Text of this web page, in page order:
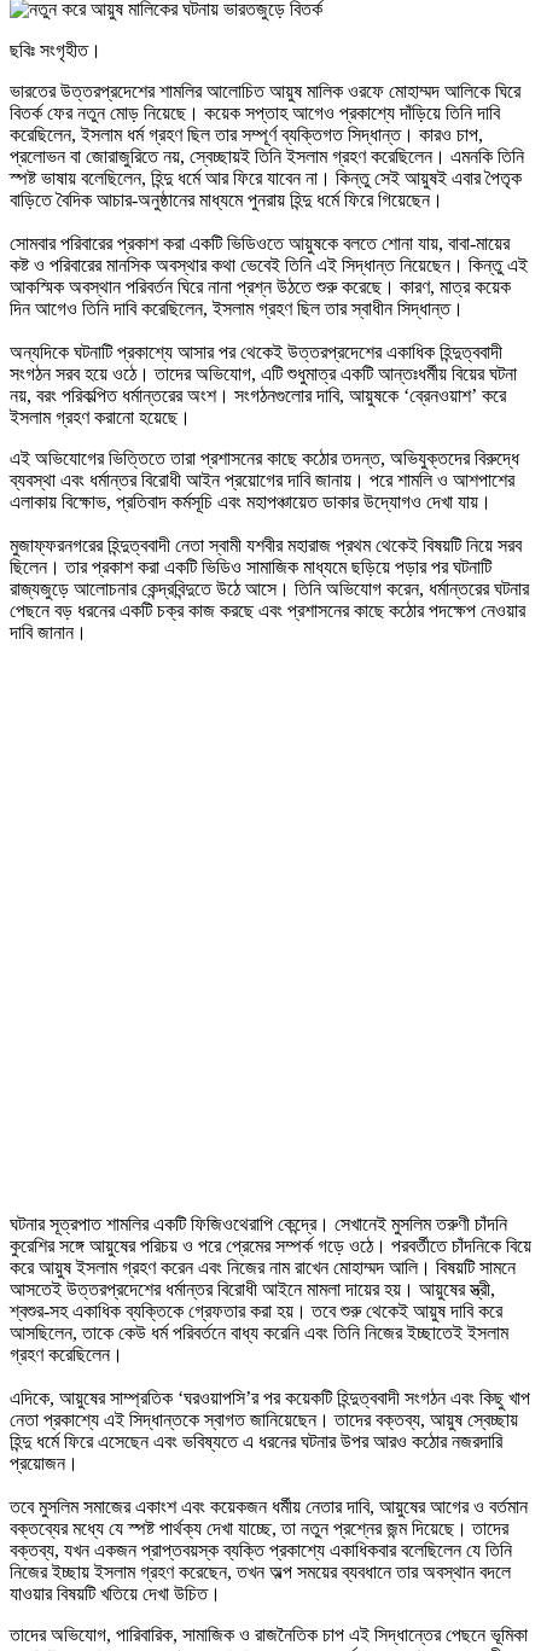
ছবিঃ সংগৃহীত।
ভারতের উত্তরপ্রদেশের শামলির আলোচিত আয়ুষ মালিক ওরফে মোহাম্মদ আলিকে ঘিরে
বিতর্ক ফের নতুন মোড় নিয়েছে। কয়েক সপ্তাহ আগেও প্রকাশ্যে দাঁড়িয়ে তিনি দাবি
করেছিলেন, ইসলাম ধর্ম গ্রহণ ছিল তার সম্পূর্ণ ব্যক্তিগত সিদ্ধান্ত। কারও চাপ,
প্রলোভন বা জোরাজুরিতে নয়, স্বেচ্ছায়ই তিনি ইসলাম গ্রহণ করেছিলেন। এমনকি তিনি
স্পষ্ট ভাষায় বলেছিলেন, হিন্দু ধর্মে আর ফিরে যাবেন না। কিন্তু সেই আয়ুষই এবার পৈতৃক
বাড়িতে বৈদিক আচার-অনুষ্ঠানের মাধ্যমে পুনরায় হিন্দু ধর্মে ফিরে গিয়েছেন।
সোমবার পরিবারের প্রকাশ করা একটি ভিডিওতে আয়ুষকে বলতে শোনা যায়, বাবা-মায়ের
কষ্ট ও পরিবারের মানসিক অবস্থার কথা ভেবেই তিনি এই সিদ্ধান্ত নিয়েছেন। কিন্তু এই
আকস্মিক অবস্থান পরিবর্তন ঘিরে নানা প্রশ্ন উঠতে শুরু করেছে। কারণ, মাত্র কয়েক
দিন আগেও তিনি দাবি করেছিলেন, ইসলাম গ্রহণ ছিল তার স্বাধীন সিদ্ধান্ত।
অন্যদিকে ঘটনাটি প্রকাশ্যে আসার পর থেকেই উত্তরপ্রদেশের একাধিক হিন্দুত্ববাদী
সংগঠন সরব হয়ে ওঠে। তাদের অভিযোগ, এটি শুধুমাত্র একটি আন্তঃধর্মীয় বিয়ের ঘটনা
নয়, বরং পরিকল্পিত ধর্মান্তরের অংশ। সংগঠনগুলোর দাবি, আয়ুষকে ‘ব্রেনওয়াশ’ করে
ইসলাম গ্রহণ করানো হয়েছে।
এই অভিযোগের ভিত্তিতে তারা প্রশাসনের কাছে কঠোর তদন্ত, অভিযুক্তদের বিরুদ্ধে
ব্যবস্থা এবং ধর্মান্তর বিরোধী আইন প্রয়োগের দাবি জানায়। পরে শামলি ও আশপাশের
এলাকায় বিক্ষোভ, প্রতিবাদ কর্মসূচি এবং মহাপঞ্চায়েত ডাকার উদ্যোগও দেখা যায়।
মুজাফ্‌ফরনগরের হিন্দুত্ববাদী নেতা স্বামী যশবীর মহারাজ প্রথম থেকেই বিষয়টি নিয়ে সরব
ছিলেন। তার প্রকাশ করা একটি ভিডিও সামাজিক মাধ্যমে ছড়িয়ে পড়ার পর ঘটনাটি
রাজ্যজুড়ে আলোচনার কেন্দ্রবিন্দুতে উঠে আসে। তিনি অভিযোগ করেন, ধর্মান্তরের ঘটনার
পেছনে বড় ধরনের একটি চক্র কাজ করছে এবং প্রশাসনের কাছে কঠোর পদক্ষেপ নেওয়ার
দাবি জানান।
ঘটনার সূত্রপাত শামলির একটি ফিজিওথেরাপি কেন্দ্রে। সেখানেই মুসলিম তরুণী চাঁদনি
কুরেশির সঙ্গে আয়ুষের পরিচয় ও পরে প্রেমের সম্পর্ক গড়ে ওঠে। পরবর্তীতে চাঁদনিকে বিয়ে
করে আয়ুষ ইসলাম গ্রহণ করেন এবং নিজের নাম রাখেন মোহাম্মদ আলি। বিষয়টি সামনে
আসতেই উত্তরপ্রদেশের ধর্মান্তর বিরোধী আইনে মামলা দায়ের হয়। আয়ুষের স্ত্রী,
শ্বশুর-সহ একাধিক ব্যক্তিকে গ্রেফতার করা হয়। তবে শুরু থেকেই আয়ুষ দাবি করে
আসছিলেন, তাকে কেউ ধর্ম পরিবর্তনে বাধ্য করেনি এবং তিনি নিজের ইচ্ছাতেই ইসলাম
গ্রহণ করেছিলেন।
এদিকে, আয়ুষের সাম্প্রতিক ‘ঘরওয়াপসি’র পর কয়েকটি হিন্দুত্ববাদী সংগঠন এবং কিছু খাপ
নেতা প্রকাশ্যে এই সিদ্ধান্তকে স্বাগত জানিয়েছেন। তাদের বক্তব্য, আয়ুষ স্বেচ্ছায়
হিন্দু ধর্মে ফিরে এসেছেন এবং ভবিষ্যতে এ ধরনের ঘটনার উপর আরও কঠোর নজরদারি
প্রয়োজন।
তবে মুসলিম সমাজের একাংশ এবং কয়েকজন ধর্মীয় নেতার দাবি, আয়ুষের আগের ও বর্তমান
বক্তব্যের মধ্যে যে স্পষ্ট পার্থক্য দেখা যাচ্ছে, তা নতুন প্রশ্নের জন্ম দিয়েছে। তাদের
বক্তব্য, যখন একজন প্রাপ্তবয়স্ক ব্যক্তি প্রকাশ্যে একাধিকবার বলেছিলেন যে তিনি
নিজের ইচ্ছায় ইসলাম গ্রহণ করেছেন, তখন অল্প সময়ের ব্যবধানে তার অবস্থান বদলে
যাওয়ার বিষয়টি খতিয়ে দেখা উচিত।
তাদের অভিযোগ, পারিবারিক, সামাজিক ও রাজনৈতিক চাপ এই সিদ্ধান্তের পেছনে ভূমিকা